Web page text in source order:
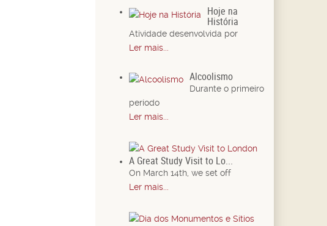
Hoje na
História
Atividade desenvolvida por
Ler mais...
Alcoolismo
Durante o primeiro
período
Ler mais...
A Great Study Visit to Lo...
On March 14th, we set off
Ler mais...